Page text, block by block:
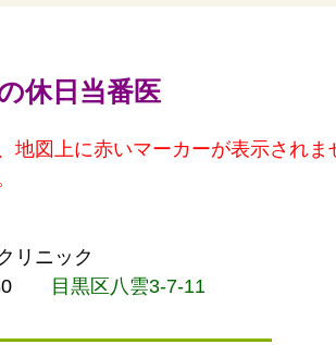
休日当番医
地図上に赤いマーカーが表示されま
リニック
目黒区八雲3-7-11